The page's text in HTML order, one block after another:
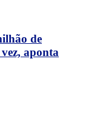
de
aponta